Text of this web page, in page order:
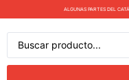
ALGUNAS PARTES DEL